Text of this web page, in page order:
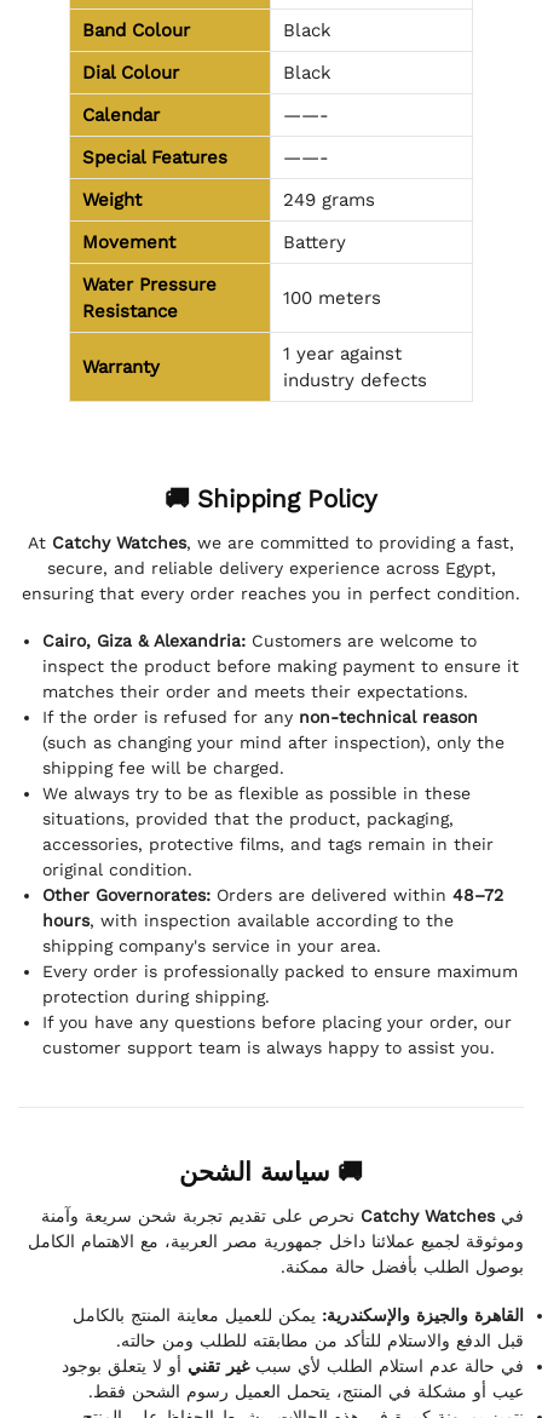
Band Colour
Black
Dial Colour
Black
Calendar
——-
Special Features
——-
Weight
249 grams
Movement
Battery
Water Pressure
Resistance
100 meters
Warranty
1 year against
industry defects
🚚 Shipping Policy
At Catchy Watches, we are committed to providing a fast,
secure, and reliable delivery experience across Egypt,
ensuring that every order reaches you in perfect condition.
Cairo, Giza & Alexandria: Customers are welcome to
inspect the product before making payment to ensure it
matches their order and meets their expectations.
If the order is refused for any non-technical reason
(such as changing your mind after inspection), only the
shipping fee will be charged.
We always try to be as flexible as possible in these
situations, provided that the product, packaging,
accessories, protective films, and tags remain in their
original condition.
Other Governorates: Orders are delivered within 48–72
hours, with inspection available according to the
shipping company's service in your area.
Every order is professionally packed to ensure maximum
protection during shipping.
If you have any questions before placing your order, our
customer support team is always happy to assist you.
🚚 سياسة الشحن
فيCatchy Watches نحرص على تقديم تجربة شحن سريعة وآمنة
وموثوقة لجميع عملائنا داخل جمهورية مصر العربية، مع الاهتمام الكامل
بوصول الطلب بأفضل حالة ممكنة.
القاهرة والجيزة والإسكندرية: يمكن للعميل معاينة المنتج بالكامل
قبل الدفع والاستلام للتأكد من مطابقته للطلب ومن حالته.
في حالة عدم استلام الطلب لأي سببغير تقني أو لا يتعلق بوجود
عيب أو مشكلة في المنتج، يتحمل العميل رسوم الشحن فقط.